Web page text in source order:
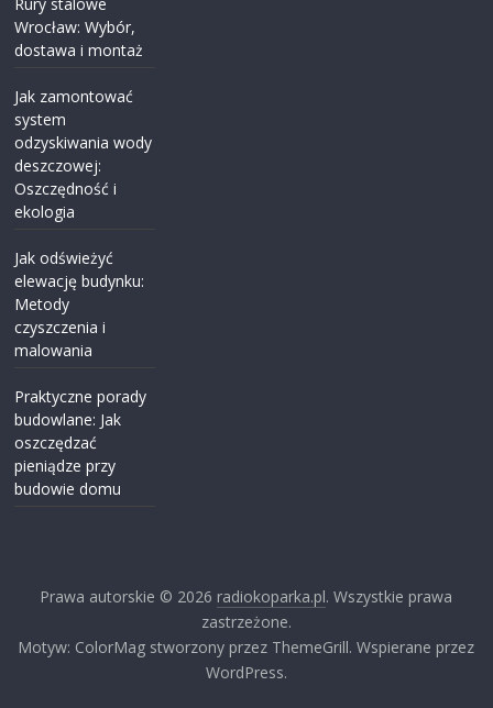
Wrocław: Wybór,
dostawa i montaż
Jak zamontować
system
odzyskiwania wody
deszczowej:
Oszczędność i
ekologia
Jak odświeżyć
elewację budynku:
Metody
czyszczenia i
malowania
Praktyczne porady
budowlane: Jak
oszczędzać
pieniądze przy
budowie domu
Prawa autorskie © 2026 radiokoparka.pl. Wszystkie prawa
zastrzeżone.
Motyw: ColorMag stworzony przez ThemeGrill. Wspierane przez
WordPress.